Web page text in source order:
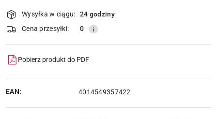
i
dostawa
Wysyłka w ciągu:
24 godziny
Cena przesyłki:
0
Pobierz produkt do PDF
EAN: 4014549357422